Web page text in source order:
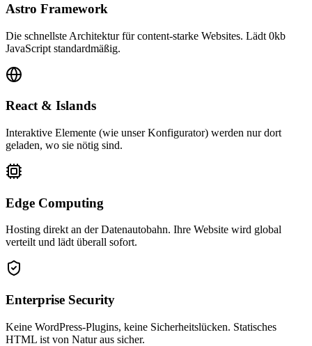
Astro Framework
Die schnellste Architektur für content-starke Websites. Lädt 0kb
JavaScript standardmäßig.
React & Islands
Interaktive Elemente (wie unser Konfigurator) werden nur dort
geladen, wo sie nötig sind.
Edge Computing
Hosting direkt an der Datenautobahn. Ihre Website wird global
verteilt und lädt überall sofort.
Enterprise Security
Keine WordPress-Plugins, keine Sicherheitslücken. Statisches
HTML ist von Natur aus sicher.